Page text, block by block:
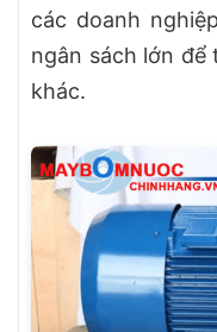
các doanh
ngân sách lớn để
khác.